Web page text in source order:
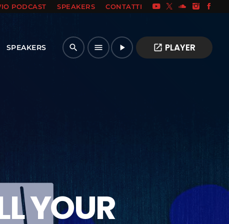
PODCAST SPEAKERS CONTATTI
SPEAKERS search menu play_arrow open_in_new PLAYER
YOUR